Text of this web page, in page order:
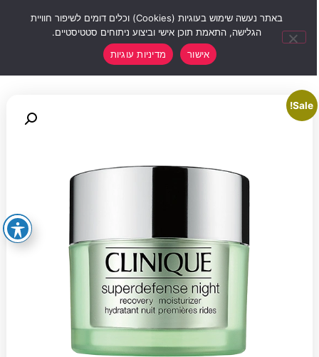
Sale!
באתר נעשה שימוש בעוגיות (Cookies) וכלים דומים לשיפור חוויית
הגלישה, התאמת תוכן אישי וביצוע ניתוחים סטטיסטיים.
אישור
מדיניות עוגיות